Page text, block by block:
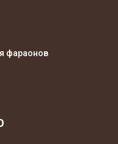
фараонов